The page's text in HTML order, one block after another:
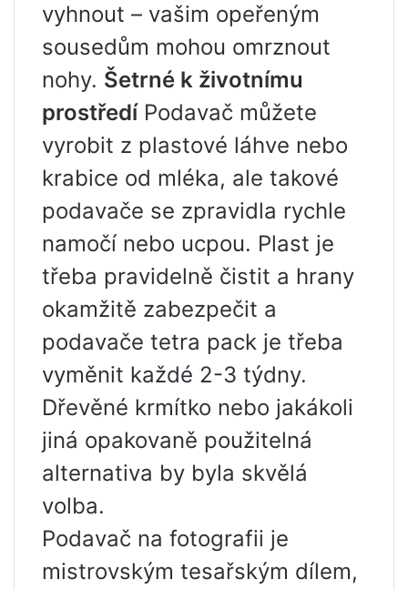
vyhnout – vašim opeřeným
sousedům mohou omrznout
nohy. Šetrné k životnímu
prostředíPodavač můžete
vyrobit z plastové láhve nebo
krabice od mléka, ale takové
podavače se zpravidla rychle
namočí nebo ucpou. Plast je
třeba pravidelně čistit a hrany
okamžitě zabezpečit a
podavače tetra pack je třeba
vyměnit každé 2-3 týdny.
Dřevěné krmítko nebo jakákoli
jiná opakovaně použitelná
alternativa by byla skvělá
volba.
Podavač na fotografii je
mistrovským tesařským dílem,